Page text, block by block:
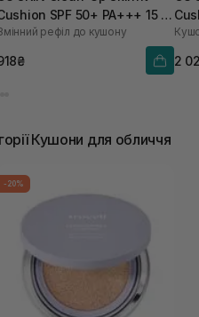
SPF 50+ PA+++ 15 г
тон рефіл до кушону
2
Кушони для обличчя
-20%